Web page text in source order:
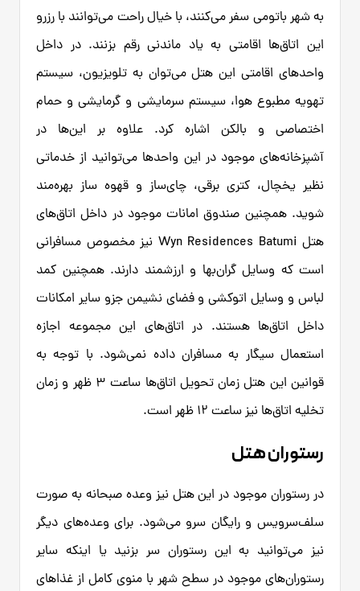
به شهر باتومی سفر می‌کنند، با خیال راحت می‌توانند با رزرو
این اتاق‌ها اقامتی به یاد ماندنی رقم بزنند. در داخل
واحدهای اقامتی این هتل می‌توان به تلویزیون، سیستم
تهویه مطبوع هوا، سیستم سرمایشی و گرمایشی و حمام
اختصاصی و بالکن اشاره کرد. علاوه بر این‌ها در
آشپزخانه‌های موجود در این واحدها می‌توانید از خدماتی
نظیر یخچال، کتری برقی، چای‌ساز و قهوه ساز بهره‌مند
شوید. همچنین صندوق امانات موجود در داخل اتاق‌های
هتل Wyn Residences Batumi نیز مخصوص مسافرانی
است که وسایل گران‌بها و ارزشمند دارند. همچنین کمد
لباس و وسایل اتوکشی و فضای نشیمن جزو سایر امکانات
داخل اتاق‌ها هستند. در اتاق‌های این مجموعه اجازه
استعمال سیگار به مسافران داده نمی‌شود. با توجه به
قوانین این هتل زمان تحویل اتاق‌ها ساعت ۳ ظهر و زمان
تخلیه اتاق‌ها نیز ساعت ۱۲ ظهر است.
رستوران هتل
در رستوران موجود در این هتل نیز وعده صبحانه به صورت
سلف‌سرویس و رایگان سرو می‌شود. برای وعده‌های دیگر
نیز می‌توانید به این رستوران سر بزنید یا اینکه سایر
رستوران‌های موجود در سطح شهر با منوی کامل از غذاهای